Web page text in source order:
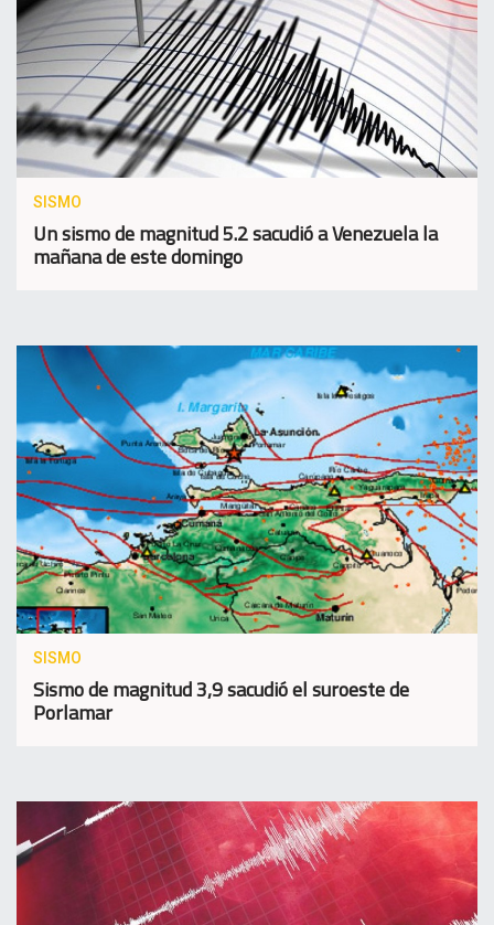
SISMO
Un sismo de magnitud 5.2 sacudió a Venezuela la
mañana de este domingo
SISMO
Sismo de magnitud 3,9 sacudió el suroeste de
Porlamar